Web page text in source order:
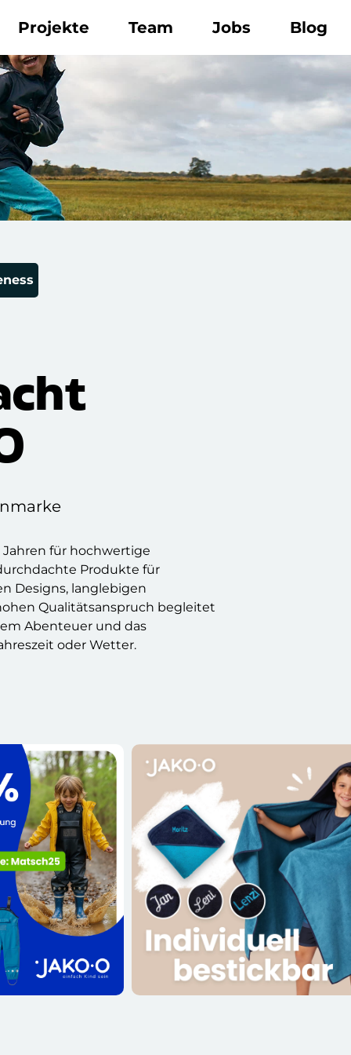
Projekte Team Jobs Blog
Jahren für hochwertige
Produkte für
Designs, langlebigen
Qualitätsanspruch begleitet
Abenteuer und das
oder Wetter.